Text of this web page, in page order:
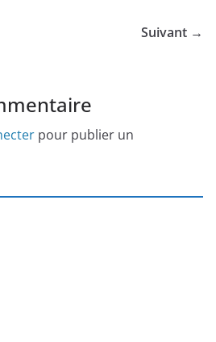
Suivant →
pour publier un